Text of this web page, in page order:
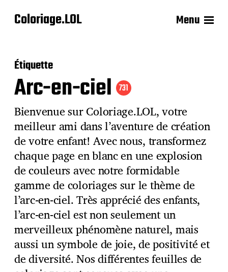
Coloriage.LOL Menu
Étiquette
Arc-en-ciel 731
Bienvenue sur Coloriage.LOL, votre
meilleur ami dans l’aventure de création
de votre enfant! Avec nous, transformez
chaque page en blanc en une explosion
de couleurs avec notre formidable
gamme de coloriages sur le thème de
l’arc-en-ciel. Très apprécié des enfants,
l’arc-en-ciel est non seulement un
merveilleux phénomène naturel, mais
aussi un symbole de joie, de positivité et
de diversité. Nos différentes feuilles de